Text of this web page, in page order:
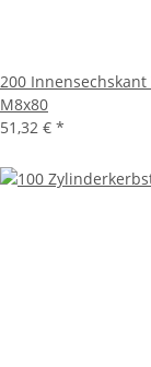
200
M8x80
51,32 € *